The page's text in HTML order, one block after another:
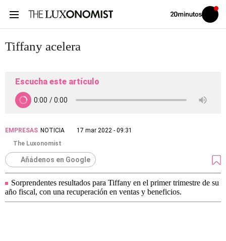
Volver
Iniciar
sesión
Tiffany acelera
Escucha este artículo
EMPRESAS NOTICIA
17 mar 2022 - 09:31
The Luxonomist
Añádenos en Google
Sorprendentes resultados para Tiffany en el primer trimestre de su
año fiscal, con una recuperación en ventas y beneficios.